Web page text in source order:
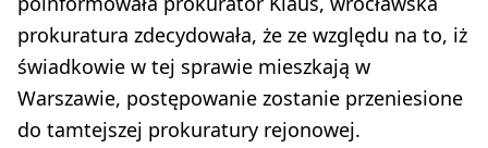
prokuratura zdecydowała, że ze względu na to, iż
świadkowie w tej sprawie mieszkają w
Warszawie, postępowanie zostanie przeniesione
do tamtejszej prokuratury rejonowej.